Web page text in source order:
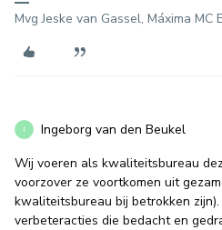
Mvg Jeske van Gassel, Máxima MC
I Ingeborg van den Beukel
Wij voeren als kwaliteitsbureau
voorzover ze voortkomen uit
kwaliteitsbureau bij betrokken
verbeteracties die bedacht en